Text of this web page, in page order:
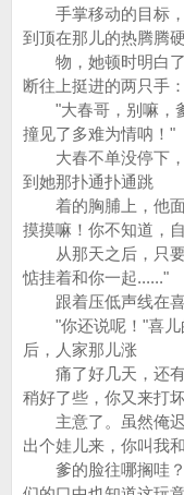
手掌移动的目标，
到顶在那儿的热腾腾硬
物，她顿时明白了
断往上挺进的两只手：
"大春哥，别嘛，爹
撞见了多难为情呐！"
大春不单没停下，
到她那扑通扑通跳
着的胸脯上，他面
摸摸嘛！你不知道，自
从那天之后，只要
惦挂着和你一起......"
跟着压低声线在喜
"你还说呢！"喜儿
后，人家那儿涨
痛了好几天，还有
稍好了些，你又来打
主意了。虽然俺迟
出个娃儿来，你叫我和
爹的脸往哪搁哇？"